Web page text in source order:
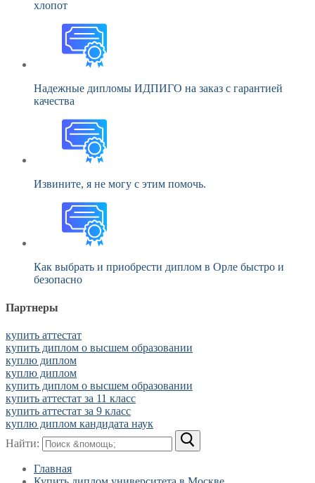
хлопот
Надежные дипломы ИДПИГО на заказ с гарантией
качества
Извините, я не могу с этим помочь.
Как выбрать и приобрести диплом в Орле быстро и
безопасно
Партнеры
купить аттестат
купить диплом о высшем образовании
куплю диплом
куплю диплом
купить диплом о высшем образовании
купить аттестат за 11 класс
купить аттестат за 9 класс
куплю диплом кандидата наук
Найти:
Главная